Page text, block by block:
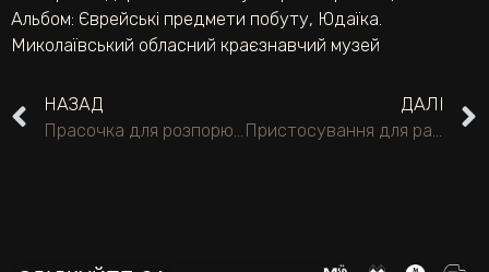
Альбом: Єврейські предмети побуту, Юдаїка.
Миколаївський обласний краєзнавчий музей
НАЗАД
Прасочка для розпорювання (розколірування) ранту.
ДАЛІ
Пристосування для рантування підошви.